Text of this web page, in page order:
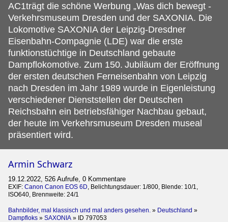
AC1trägt die schöne Werbung „Was dich bewegt -
Verkehrsmuseum Dresden und der SAXONIA. Die
Lokomotive SAXONIA der Leipzig-Dresdner
Eisenbahn-Compagnie (LDE) war die erste
funktionstüchtige in Deutschland gebaute
Dampflokomotive. Zum 150. Jubiläum der Eröffnung
der ersten deutschen Ferneisenbahn von Leipzig
nach Dresden im Jahr 1989 wurde in Eigenleistung
verschiedener Dienststellen der Deutschen
Reichsbahn ein betriebsfähiger Nachbau gebaut,
der heute im Verkehrsmuseum Dresden museal
präsentiert wird.
Armin Schwarz
19.12.2022, 526 Aufrufe, 0 Kommentare
EXIF: Canon Canon EOS 6D , Belichtungsdauer: 1/800, Blende: 10/1,
ISO640, Brennweite: 24/1
Bahnbilder, mal klassisch und mal anders gesehen. » Deutschland »
Dampfloks » SAXONIA » ID 797053